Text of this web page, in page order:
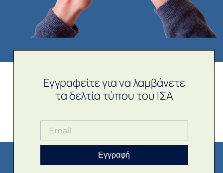
Εγγραφείτε για να λαμβάνετε
τα δελτία τύπου του ΙΣΑ
Εγγραφή